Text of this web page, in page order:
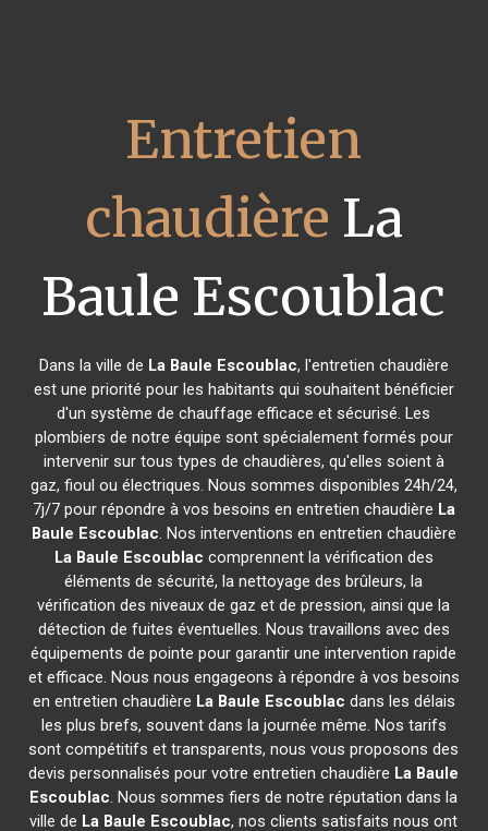
Entretien
chaudière La
Baule Escoublac
Dans la ville de La Baule Escoublac, l'entretien chaudière
est une priorité pour les habitants qui souhaitent bénéficier
d'un système de chauffage efficace et sécurisé. Les
plombiers de notre équipe sont spécialement formés pour
intervenir sur tous types de chaudières, qu'elles soient à
gaz, fioul ou électriques. Nous sommes disponibles 24h/24,
7j/7 pour répondre à vos besoins en entretien chaudière La
Baule Escoublac. Nos interventions en entretien chaudière
La Baule Escoublac comprennent la vérification des
éléments de sécurité, la nettoyage des brûleurs, la
vérification des niveaux de gaz et de pression, ainsi que la
détection de fuites éventuelles. Nous travaillons avec des
équipements de pointe pour garantir une intervention rapide
et efficace. Nous nous engageons à répondre à vos besoins
en entretien chaudière La Baule Escoublac dans les délais
les plus brefs, souvent dans la journée même. Nos tarifs
sont compétitifs et transparents, nous vous proposons des
devis personnalisés pour votre entretien chaudière La Baule
Escoublac. Nous sommes fiers de notre réputation dans la
ville de La Baule Escoublac, nos clients satisfaits nous ont